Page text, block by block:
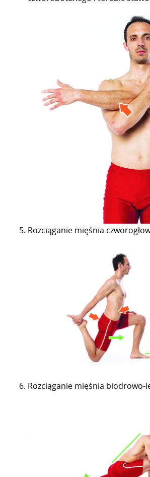
Rozciąganie mięśnia
Rozciąganie mięśnia biodrowo-